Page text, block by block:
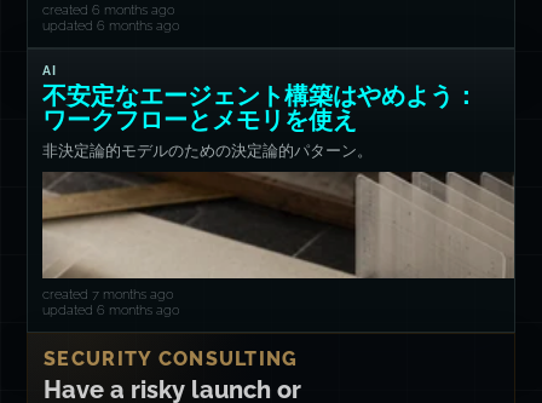
created 6 months ago
updated 6 months ago
AI
不安定なエージェント構築はやめよう：
ワークフローとメモリを使え
非決定論的モデルのための決定論的パターン。
created 7 months ago
updated 6 months ago
SECURITY CONSULTING
Have a risky launch or